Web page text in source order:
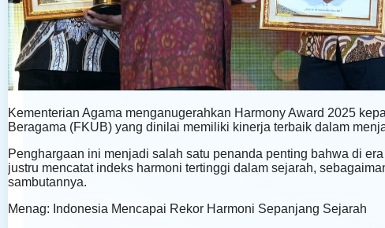
Kementerian Agama menganugerahkan Harmony Award 2025
Beragama (FKUB) yang dinilai memiliki kinerja terbaik dalam
Penghargaan ini menjadi salah satu penanda penting bahwa di
justru mencatat indeks harmoni tertinggi dalam sejarah,
sambutannya.
Menag: Indonesia Mencapai Rekor Harmoni Sepanjang Sejarah